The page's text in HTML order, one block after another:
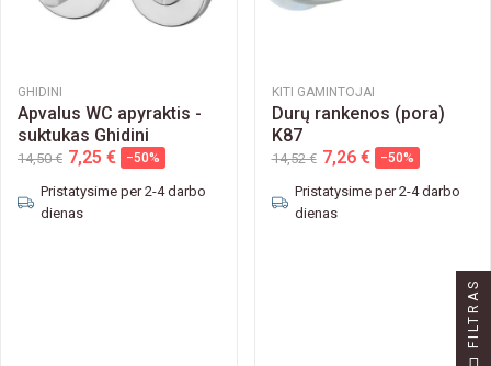
GHIDINI
Apvalus WC apyraktis -
suktukas Ghidini
14,50 € 7,25 € −50%
Pristatysime per 2-4 darbo
dienas
KITI GAMINTOJAI
Durų rankenos (pora)
K87
14,52 € 7,26 € −50%
Pristatysime per 2-4 darbo
dienas
FILTRAS